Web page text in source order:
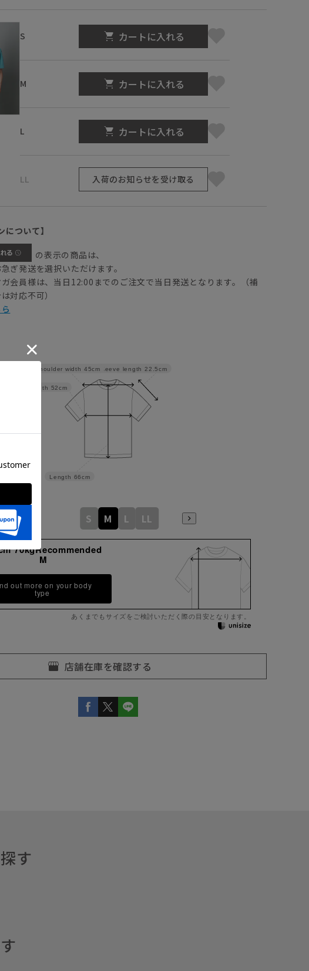
S カートに入れる
M カートに入れる
L カートに入れる
LL 入荷のお知らせを受け取る
について】
の表示の商品は、
ぎ発送を選択いただけます。
会員様は、当日12:00までのご注文で当日発送となります。（補
対応不可）
Sleeve length 22.5cm
Length 66cm
Width 52cm
Shoulder width 45cm
S M L LL
70kgRecommended
M
out more on your body
type
あくまでもサイズをご検討いただく際の目安となります。
す